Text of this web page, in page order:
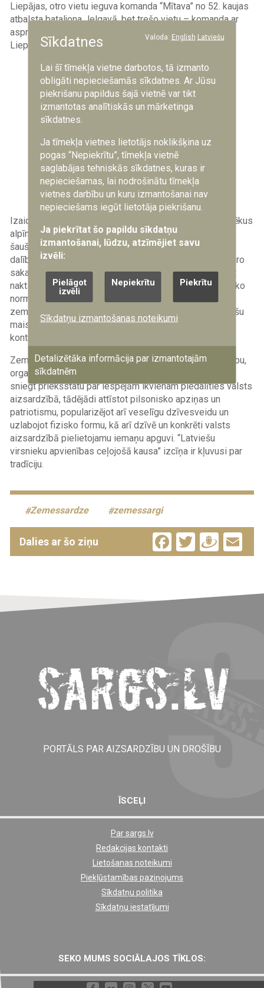
Liepājas, otro vietu ieguva komanda “Mītava” no 52. kaujas
atbalsta bataljona Jelgavā, bet trešo vietu – komanda ar
asprātīgu nosaukumu “Pēc piektdienas sindroms” no
Liepājas.
Image
Foto: Sandis Behmanis
Izaicinājuma dalībniekiem bija iespējams izmēģināt spēkus
alpīnismā, granātas mešanā, pirmajā palīdzībā, kā arī
šaušanā arairsoftun pneimatiskajiem ieročiem. Tāpat
dalībniekiem bija iespēja nomaskēties, izmēģināt militāro
sakaru līdzekļus, orientēties tumšā pagrabā, izmantojot
nakts redzamības ierīces, kā arī pārbaudīt spēkus fizisko
normatīvu kārtošanā un militārajā stafetē, kur pilnā
zemessarga ekipējumā bija jānes nestuvēs salikti smilšu
maisi. Komandu uzdevums bija apmeklēt visus 10
kontrolpunktus un izpildīt sagatavoto uzdevumu.
Zemessardze sadarbojas ar Latviešu virsnieku apvienību,
organizējot pasākumus ar mērķi veicināt patriotismu un
sniegt priekšstatu par iespējām ikvienam piedalīties valsts
aizsardzībā, tādējādi attīstot pilsonisko apziņas un
patriotismu, popularizējot arī veselīgu dzīvesveidu un
uzlabojot fizisko formu, kā arī dzīvē un konkrēti valsts
aizsardzībā pielietojamu iemaņu apguvi. “Latviešu
virsnieku apvienības ceļojošā kausa” izcīņa ir kļuvusi par
tradīciju.
Zemessardze zemessargi
Dalies ar šo ziņu Facebook
Twitter
PORTĀLS PAR AIZSARDZĪBU UN DROŠĪBU
SEKO MUMS SOCIĀLAJOS TĪKLOS:
ĪSCEĻI
Par sargs.lv
Redakcijas kontakti
Lietošanas noteikumi
Piekļūstamības paziņojums
Sīkdatņu politika
Sīkdatņu iestatījumi
Sīkdatnes Valoda: English Latviešu
Lai šī tīmekļa vietne darbotos, tā izmanto
obligāti nepieciešamās sīkdatnes. Ar Jūsu
piekrišanu papildus šajā vietnē var tikt
izmantotas analītiskās un mārketinga
sīkdatnes.
Ja tīmekļa vietnes lietotājs noklikšķina uz
pogas “Nepiekrītu”, tīmekļa vietnē
saglabājas tehniskās sīkdatnes, kuras ir
nepieciešamas, lai nodrošinātu tīmekļa
vietnes darbību un kuru izmantošanai nav
nepieciešams iegūt lietotāja piekrišanu.
Ja piekrītat šo papildu sīkdatņu
izmantošanai, lūdzu, atzīmējiet savu
izvēli:
Pielāgot
izvēli
Nepiekrītu Piekrītu
Sīkdatņu izmantošanas noteikumi
Detalizētāka informācija par izmantotajām
sīkdatnēm